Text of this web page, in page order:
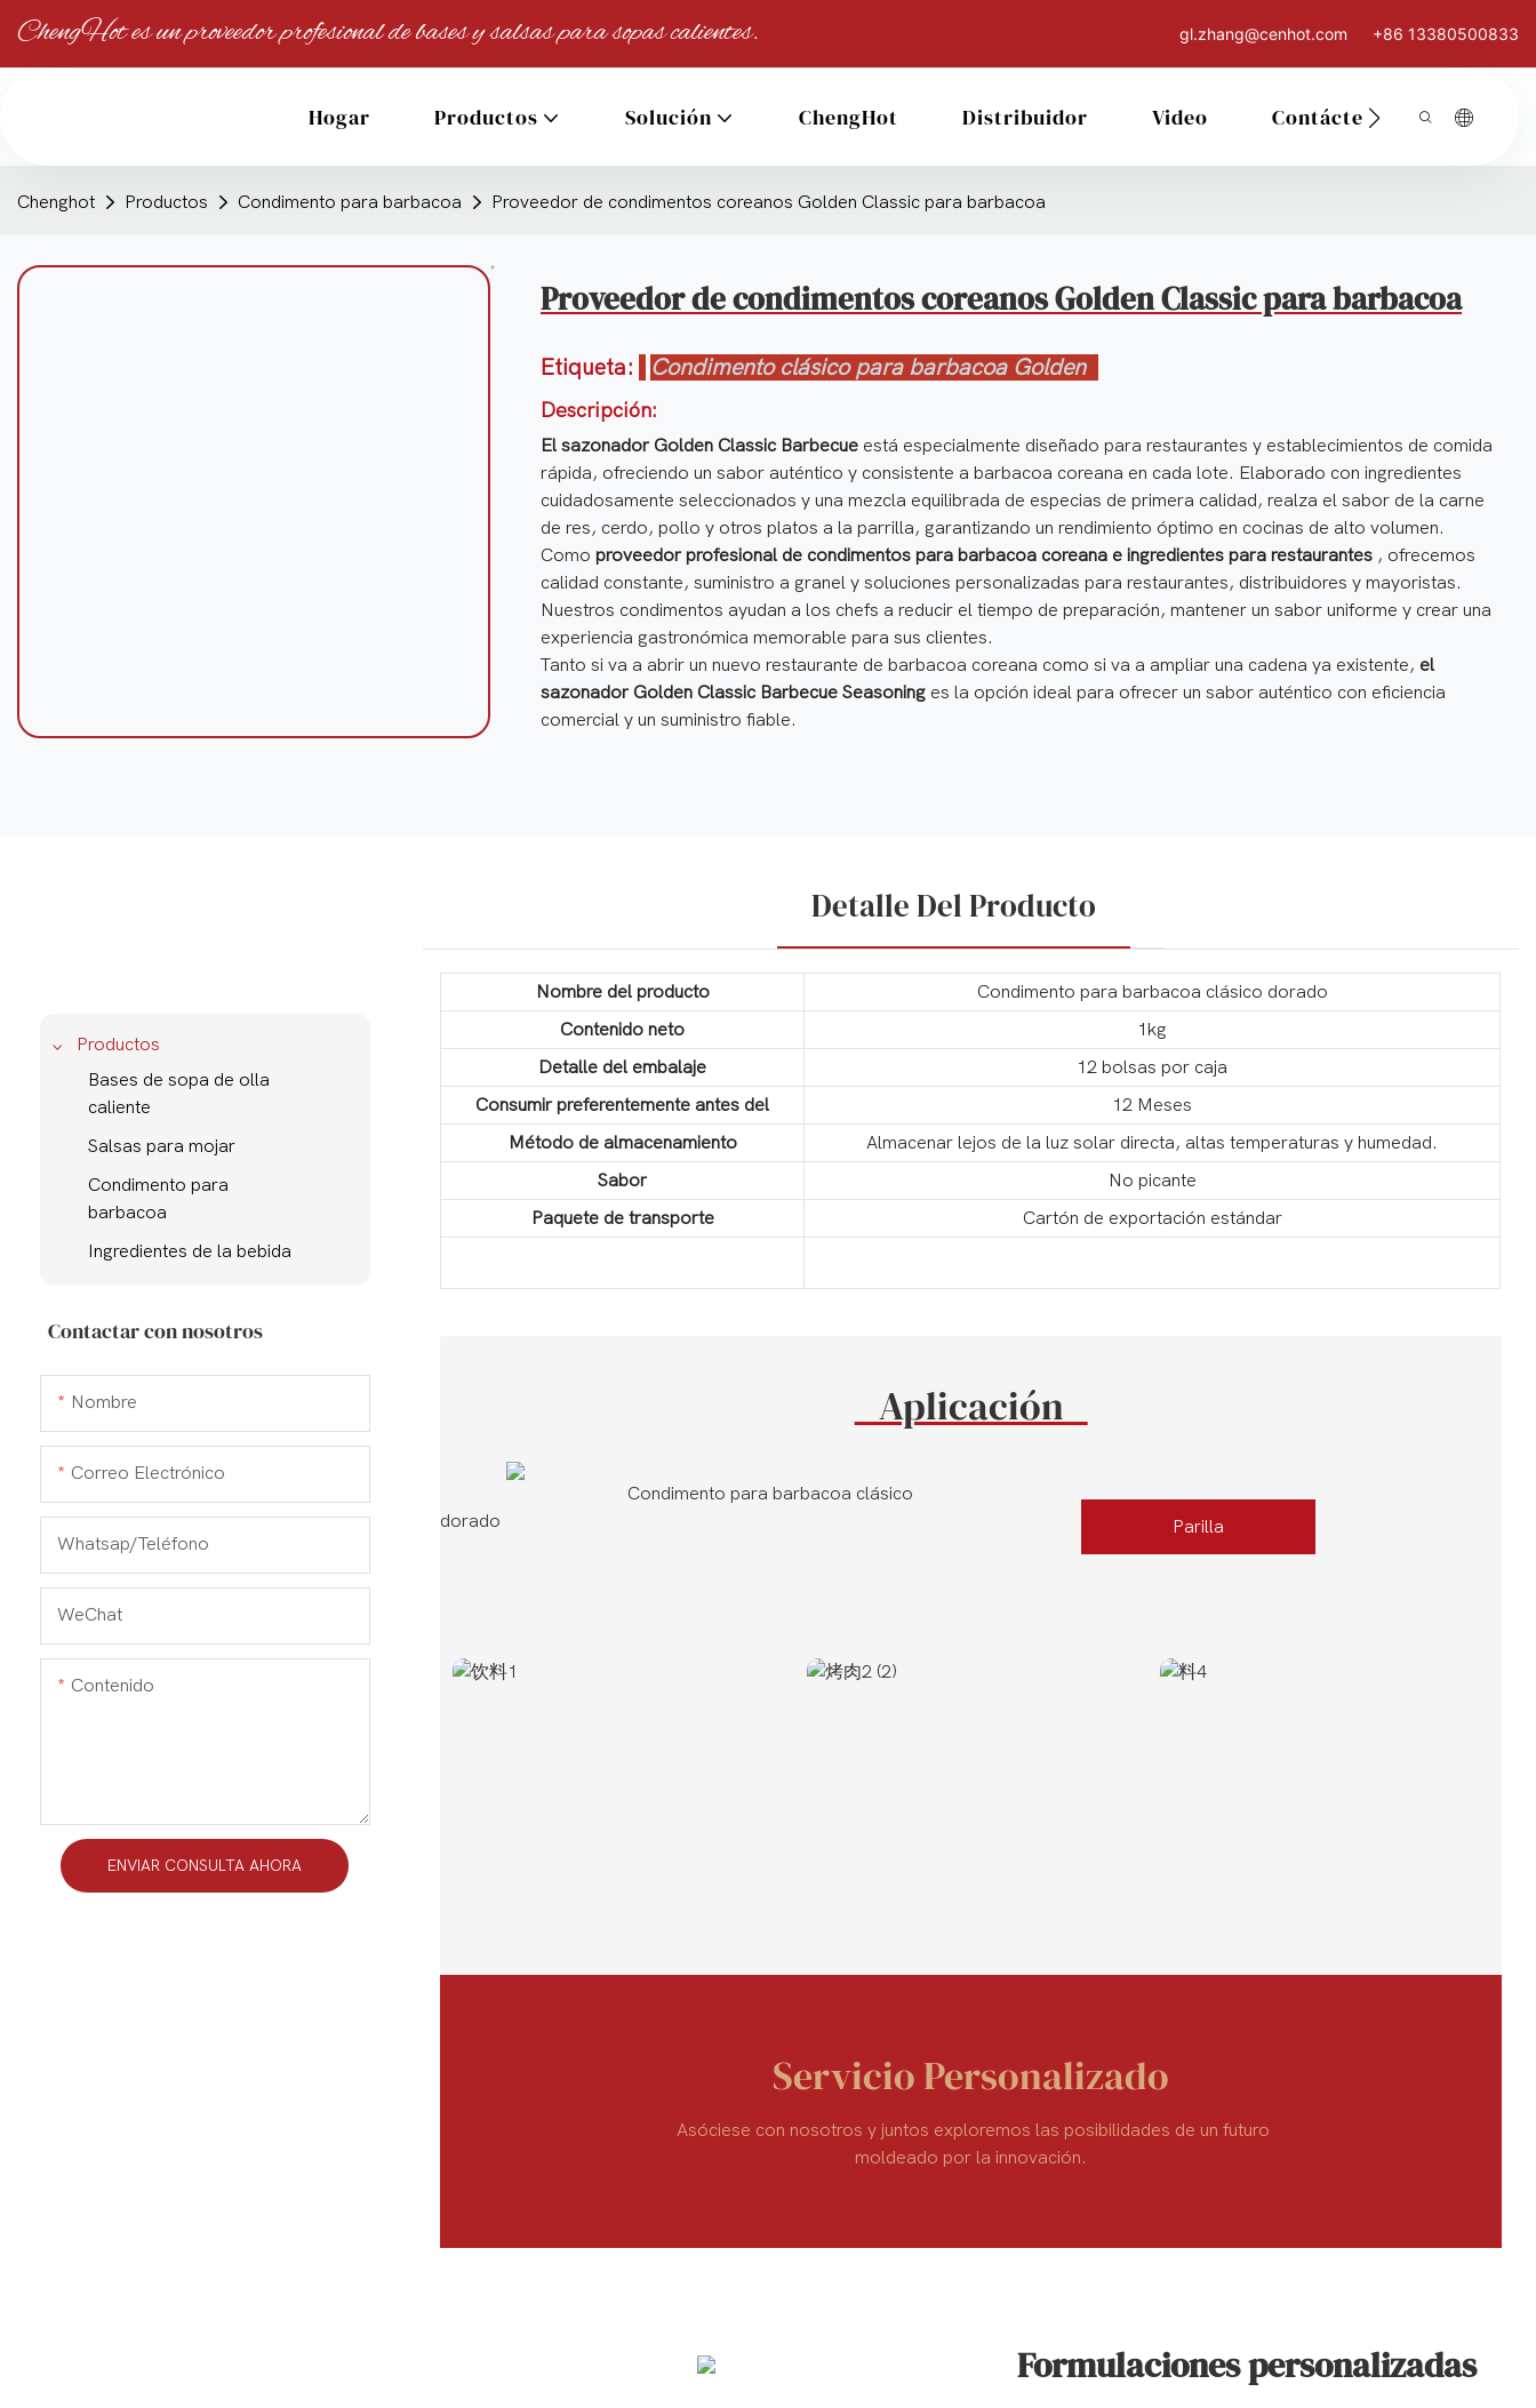
ChengHot es un proveedor profesional de bases y salsas para sopas calientes. gl.zhang@cenhot.com +86 13380500833
Hogar Productos Solución ChengHot Distribuidor Video Contáctenos
Chenghot Productos Condimento para barbacoa Proveedor de condimentos coreanos Golden Classic para barbacoa
Proveedor de condimentos coreanos Golden Classic para barbacoa
Etiqueta: Condimento clásico para barbacoa Golden
Descripción:
El sazonador Golden Classic Barbecue está especialmente diseñado para restaurantes y establecimientos de comida
rápida, ofreciendo un sabor auténtico y consistente a barbacoa coreana en cada lote. Elaborado con ingredientes
cuidadosamente seleccionados y una mezcla equilibrada de especias de primera calidad, realza el sabor de la carne
de res, cerdo, pollo y otros platos a la parrilla, garantizando un rendimiento óptimo en cocinas de alto volumen.
Como proveedor profesional de condimentos para barbacoa coreana e ingredientes para restaurantes , ofrecemos
calidad constante, suministro a granel y soluciones personalizadas para restaurantes, distribuidores y mayoristas.
Nuestros condimentos ayudan a los chefs a reducir el tiempo de preparación, mantener un sabor uniforme y crear una
experiencia gastronómica memorable para sus clientes.
Tanto si va a abrir un nuevo restaurante de barbacoa coreana como si va a ampliar una cadena ya existente, el
sazonador Golden Classic Barbecue Seasoning es la opción ideal para ofrecer un sabor auténtico con eficiencia
comercial y un suministro fiable.
Detalle Del Producto
Nombre del producto
Condimento para barbacoa clásico dorado
Contenido neto
1kg
Detalle del embalaje
12 bolsas por caja
Consumir preferentemente antes del
12 Meses
Método de almacenamiento
Almacenar lejos de la luz solar directa, altas temperaturas y humedad.
Sabor
No picante
Paquete de transporte
Cartón de exportación estándar
Aplicación
Condimento para barbacoa clásico
dorado
Parilla
Servicio Personalizado
Asóciese con nosotros y juntos exploremos las posibilidades de un futuro
moldeado por la innovación.
Formulaciones personalizadas
Productos
Bases de sopa de olla
caliente
Salsas para mojar
Condimento para
barbacoa
Ingredientes de la bebida
Contactar con nosotros
Nombre
Correo Electrónico
Whatsap/teléfono
WeChat
Contenido
ENVIAR CONSULTA AHORA